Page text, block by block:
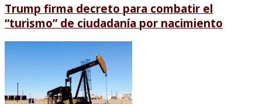
Trump firma decreto para combatir el
“turismo” de ciudadanía por nacimiento